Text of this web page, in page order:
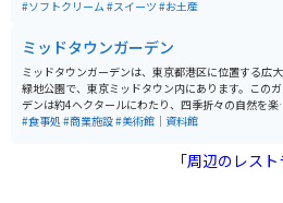
楽しめます。
#ソフトクリーム#スイーツ #お土産
ミッドタウンガーデン
ミッドタウンガーデンは、東京都港区に位置する広
緑地公園で、東京ミッドタウン内にあります。この
デンは約4ヘクタールにわたり、四季折々の自然を楽
むことができるオアシスとして、多くの観光客に親し
せらぎゾーン」「森のエッジゾーン」「芝生広場ゾー
ン」の4つのゾーンに分かれており、それぞれが異な
#食事処 #商業施設#美術館｜資料館
「周辺のレス